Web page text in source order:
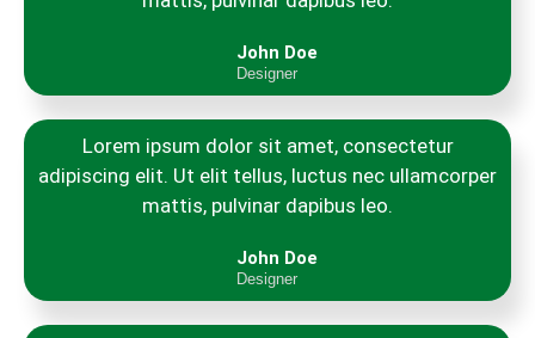
John Doe
Designer
Lorem ipsum dolor sit amet, consectetur
adipiscing elit. Ut elit tellus, luctus nec ullamcorper
mattis, pulvinar dapibus leo.
John Doe
Designer